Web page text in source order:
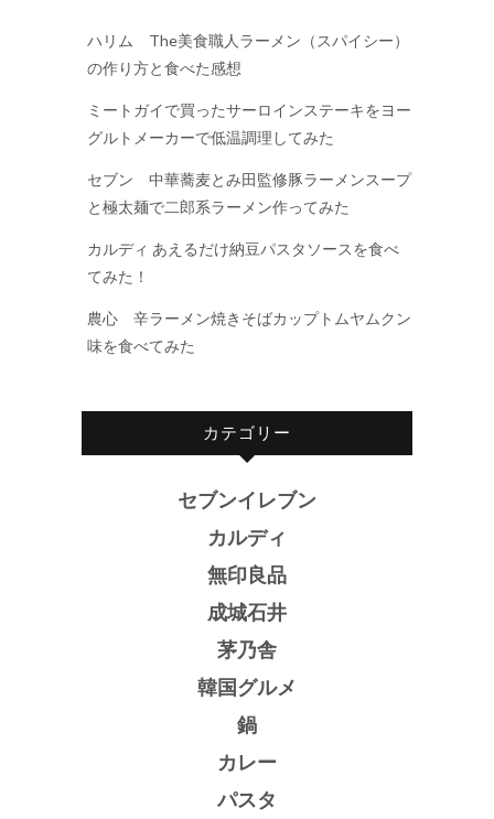
ハリム The美食職人ラーメン（スパイシー）
の作り方と食べた感想
ミートガイで買ったサーロインステーキをヨー
グルトメーカーで低温調理してみた
セブン 中華蕎麦とみ田監修豚ラーメンスープ
と極太麺で二郎系ラーメン作ってみた
カルディ あえるだけ納豆パスタソースを食べ
てみた！
農心 辛ラーメン焼きそばカップトムヤムクン
味を食べてみた
カテゴリー
セブンイレブン
カルディ
無印良品
成城石井
茅乃舎
韓国グルメ
鍋
カレー
パスタ